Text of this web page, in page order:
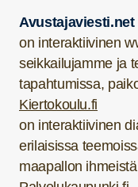
Avustajaviesti.net
on interaktiivinen
seikkailujamme ja
tapahtumissa,
Kiertokoulu.fi
on interaktiivinen
erilaisissa
maapallon